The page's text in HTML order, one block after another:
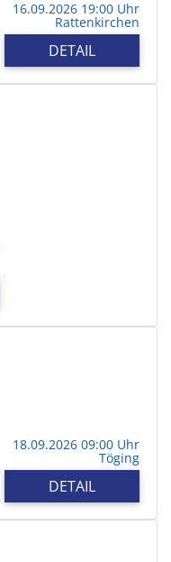
16.09.2026 19:00 Uhr
Rattenkirchen
DETAIL
18.09.2026 09:00 Uhr
Töging
DETAIL